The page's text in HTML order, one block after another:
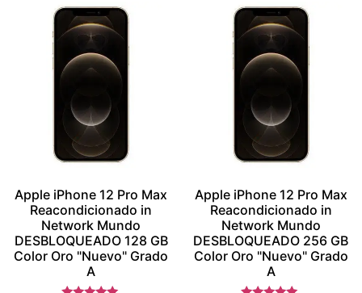
Apple iPhone 12 Pro Max
Reacondicionado in
Network Mundo
DESBLOQUEADO 128 GB
Color Oro "Nuevo" Grado
A
Apple iPhone 12 Pro Max
Reacondicionado in
Network Mundo
DESBLOQUEADO 256 GB
Color Oro "Nuevo" Grado
A